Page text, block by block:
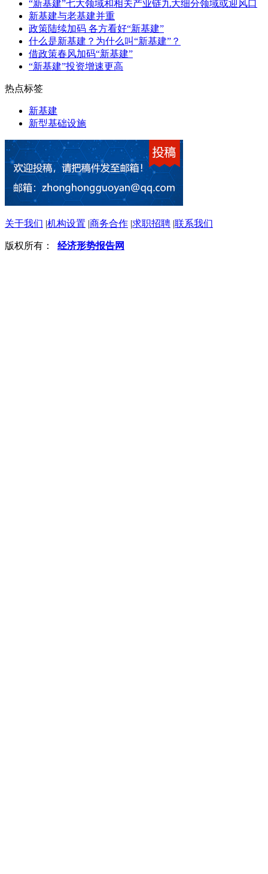
“新基建”七大领域和相关产业链九大细分领域或迎风口
新基建与老基建并重
政策陆续加码 各方看好“新基建”
什么是新基建？为什么叫“新基建”？
借政策春风加码“新基建”
“新基建”投资增速更高
热点标签
新基建
新型基础设施
关于我们 |机构设置 |商务合作 |求职招聘 |联系我们
版权所有： 经济形势报告网